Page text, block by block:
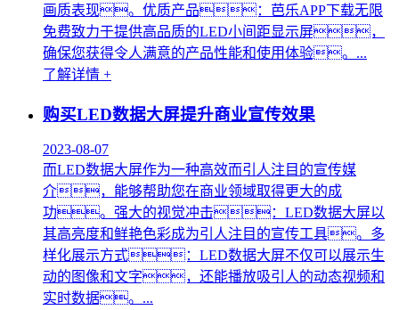
画质表现。优质产品：芭乐APP下载无限
免费致力于提供高品质的LED小间距显示屏，
确保您获得令人满意的产品性能和使用体验。...
了解详情 +
购买LED数据大屏提升商业宣传效果
2023-08-07
而LED数据大屏作为一种高效而引人注目的宣传媒
介，能够帮助您在商业领域取得更大的成
功。强大的视觉冲击：LED数据大屏以
其高亮度和鲜艳色彩成为引人注目的宣传工具。多
样化展示方式：LED数据大屏不仅可以展示生
动的图像和文字，还能播放吸引人的动态视频和
实时数据。...